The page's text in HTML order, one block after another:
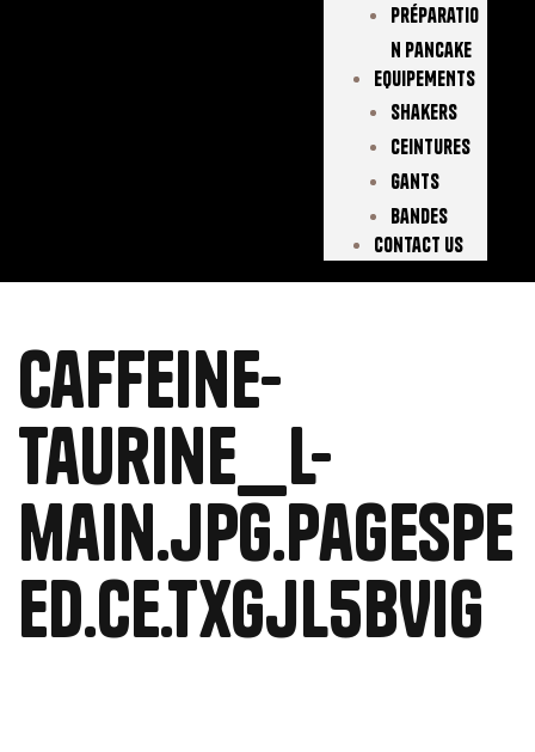
Préparatio
N Pancake
EQUIPEMENTS
Shakers
Ceintures
Gants
Bandes
Contact Us
caffeine-
taurine_l-
main.jpg.pagespe
ed.ce.TxGjL5bVIg